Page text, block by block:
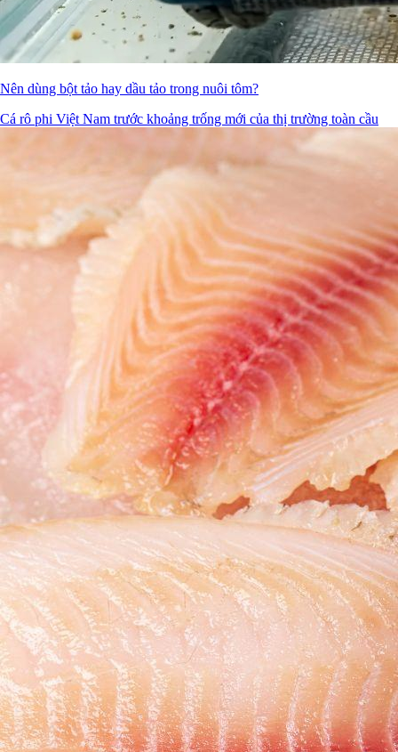
Nên dùng bột tảo hay dầu tảo trong nuôi tôm?
Cá rô phi Việt Nam trước khoảng trống mới của thị trường toàn cầu